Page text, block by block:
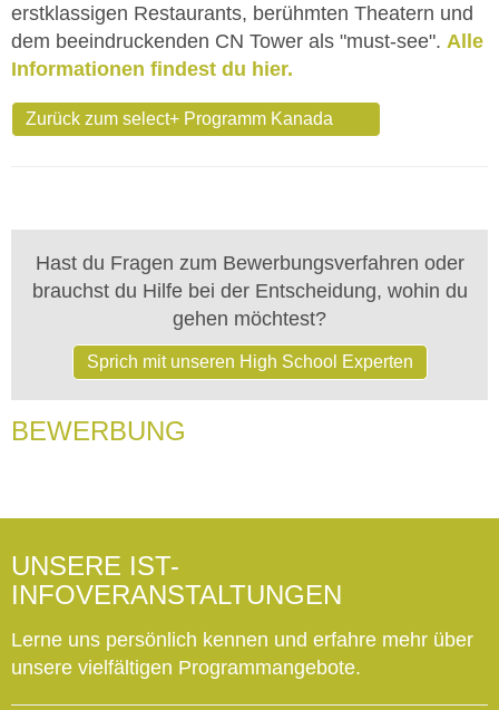
erstklassigen Restaurants, berühmten Theatern und
dem beeindruckenden CN Tower als "must-see". Alle
Informationen findest du hier.
Zurück zum select+ Programm Kanada
Hast du Fragen zum Bewerbungsverfahren oder
brauchst du Hilfe bei der Entscheidung, wohin du
gehen möchtest?
Sprich mit unseren High School Experten
BEWERBUNG
UNSERE IST-
INFOVERANSTALTUNGEN
Lerne uns persönlich kennen und erfahre mehr über
unsere vielfältigen Programmangebote.